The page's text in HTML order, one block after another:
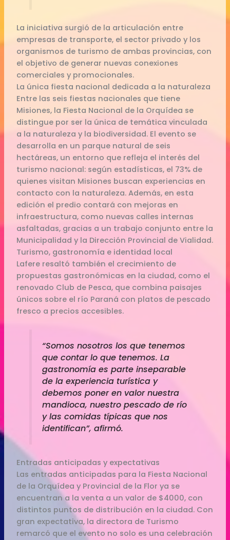
La iniciativa surgió de la articulación entre
empresas de transporte, el sector privado y los
organismos de turismo de ambas provincias, con
el objetivo de generar nuevas conexiones
comerciales y promocionales.
La única fiesta nacional dedicada a la naturaleza
Entre las seis fiestas nacionales que tiene
Misiones, la Fiesta Nacional de la Orquídea se
distingue por ser la única de temática vinculada
a la naturaleza y la biodiversidad. El evento se
desarrolla en un parque natural de seis
hectáreas, un entorno que refleja el interés del
turismo nacional: según estadísticas, el 73% de
quienes visitan Misiones buscan experiencias en
contacto con la naturaleza. Además, en esta
edición el predio contará con mejoras en
infraestructura, como nuevas calles internas
asfaltadas, gracias a un trabajo conjunto entre la
Municipalidad y la Dirección Provincial de Vialidad.
Turismo, gastronomía e identidad local
Lafere resaltó también el crecimiento de
propuestas gastronómicas en la ciudad, como el
renovado Club de Pesca, que combina paisajes
únicos sobre el río Paraná con platos de pescado
fresco a precios accesibles.
“Somos nosotros los que tenemos
que contar lo que tenemos. La
gastronomía es parte inseparable
de la experiencia turística y
debemos poner en valor nuestra
mandioca, nuestro pescado de río
y las comidas típicas que nos
identifican”, afirmó.
Entradas anticipadas y expectativas
Las entradas anticipadas para la Fiesta Nacional
de la Orquídea y Provincial de la Flor ya se
encuentran a la venta a un valor de $4000, con
distintos puntos de distribución en la ciudad. Con
gran expectativa, la directora de Turismo
remarcó que el evento no solo es una celebración